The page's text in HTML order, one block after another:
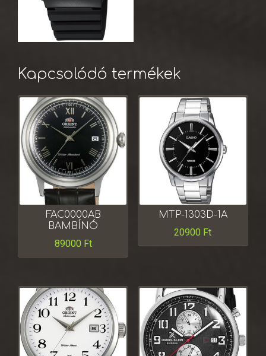
Kapcsolódó termékek
FAC0000AB
BAMBÍNÓ
89000 Ft
MTP-1303D-1A
20900 Ft